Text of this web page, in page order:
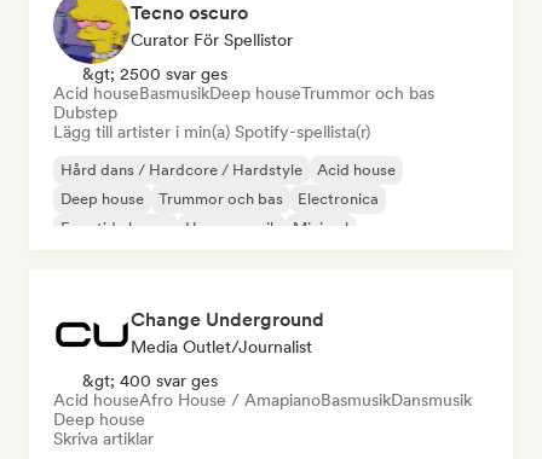
Tecno oscuro
Curator För Spellistor
&gt; 2500 svar ges
Acid houseBasmusikDeep houseTrummor och bas
Dubstep
Lägg till artister i min(a) Spotify-spellista(r)
Hård dans / Hardcore / Hardstyle
Acid house
Deep house
Trummor och bas
Electronica
Framtida house
House-musik Minimal
Change Underground
Media Outlet/Journalist
&gt; 400 svar ges
Acid houseAfro House / AmapianoBasmusikDansmusik
Deep house
Skriva artiklar